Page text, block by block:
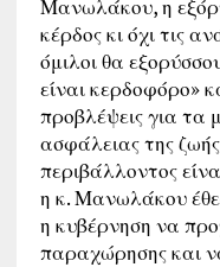
Μανωλάκου, η
κέρδος κι όχι τις
όμιλοι θα
είναι κερδοφόρο»
προβλέψεις για τα
ασφάλειας της
περιβάλλοντος
η κ. Μανωλάκου
η κυβέρνηση να
παραχώρησης και